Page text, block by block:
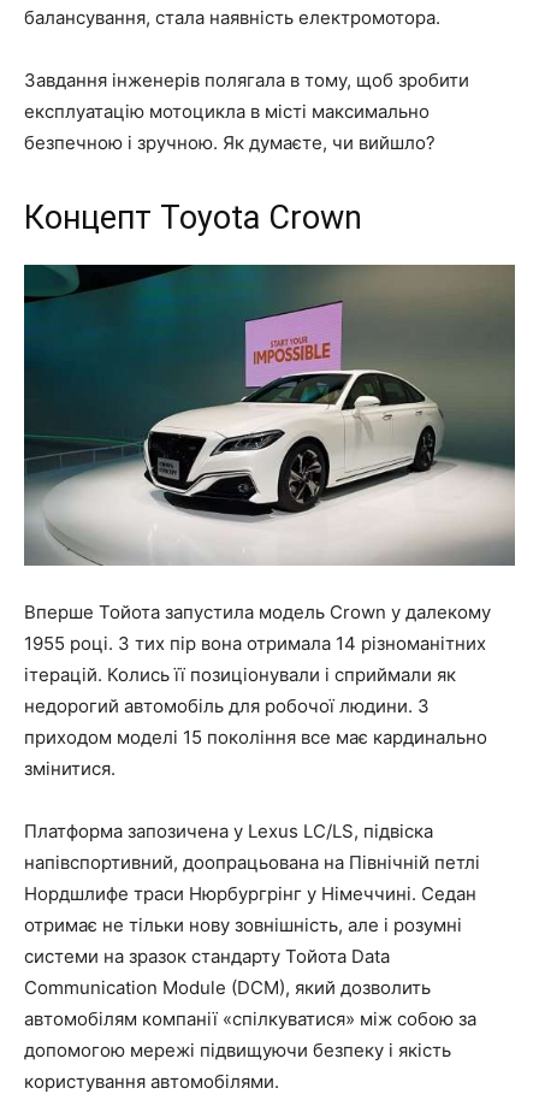
балансування, стала наявність електромотора.
Завдання інженерів полягала в тому, щоб зробити
експлуатацію мотоцикла в місті максимально
безпечною і зручною. Як думаєте, чи вийшло?
Концепт Toyota Crown
Вперше Тойота запустила модель Crown у далекому
1955 році. З тих пір вона отримала 14 різноманітних
ітерацій. Колись її позиціонували і сприймали як
недорогий автомобіль для робочої людини. З
приходом моделі 15 покоління все має кардинально
змінитися.
Платформа запозичена у Lexus LC/LS, підвіска
напівспортивний, доопрацьована на Північній петлі
Нордшлифе траси Нюрбургрінг у Німеччині. Седан
отримає не тільки нову зовнішність, але і розумні
системи на зразок стандарту Тойота Data
Communication Module (DCM), який дозволить
автомобілям компанії «спілкуватися» між собою за
допомогою мережі підвищуючи безпеку і якість
користування автомобілями.